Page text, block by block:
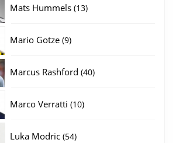
Mats Hummels 1313
Mario Gotze 99
Marcus Rashford 4040
Marco Verratti 1010
Luka Modric 5454